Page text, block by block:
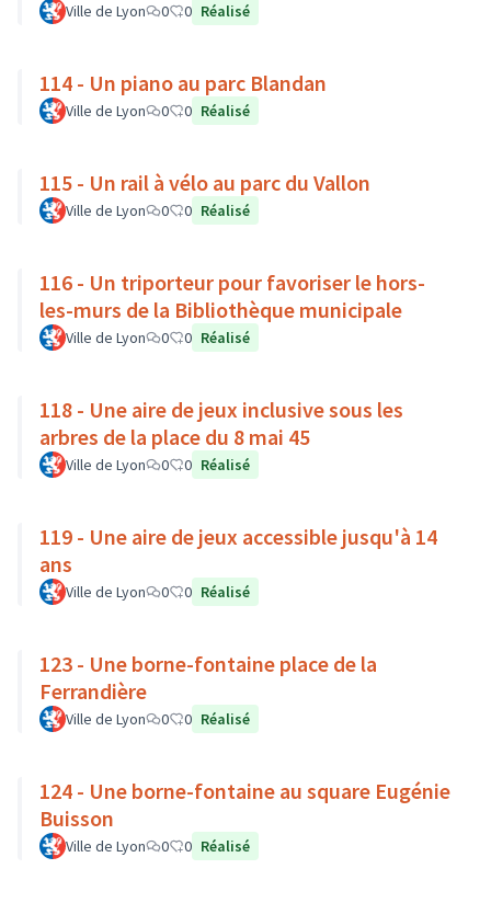
Ville de Lyon 0 0 Réalisé
114 - Un piano au parc Blandan
Ville de Lyon 0 0 Réalisé
115 - Un rail à vélo au parc du Vallon
Ville de Lyon 0 0 Réalisé
116 - Un triporteur pour favoriser le hors-
les-murs de la Bibliothèque municipale
Ville de Lyon 0 0 Réalisé
118 - Une aire de jeux inclusive sous les
arbres de la place du 8 mai 45
Ville de Lyon 0 0 Réalisé
119 - Une aire de jeux accessible jusqu'à 14
ans
Ville de Lyon 0 0 Réalisé
123 - Une borne-fontaine place de la
Ferrandière
Ville de Lyon 0 0 Réalisé
124 - Une borne-fontaine au square Eugénie
Buisson
Ville de Lyon 0 0 Réalisé